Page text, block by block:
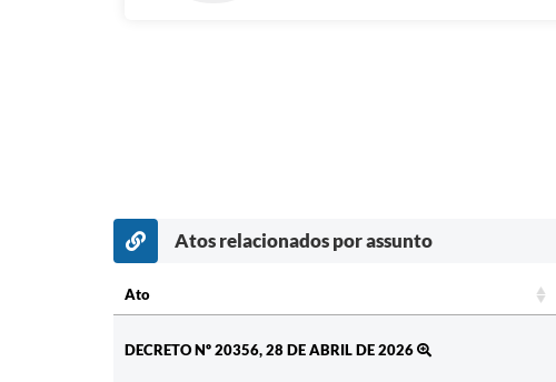
Atos relacionados por assunto
Ato
DECRETO Nº 20356, 28 DE ABRIL DE 2026